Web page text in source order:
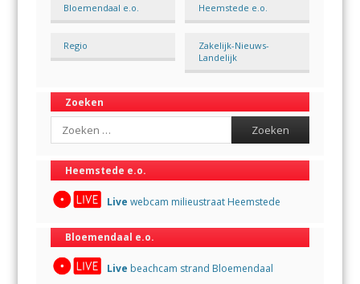
Bloemendaal e.o. Heemstede e.o.
Regio
Zakelijk-Nieuws-
Landelijk
Zoeken
Search
Heemstede e.o.
Live webcam milieustraat Heemstede
Bloemendaal e.o.
Live beachcam strand Bloemendaal